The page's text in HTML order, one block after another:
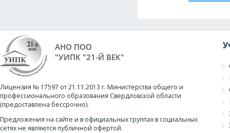
АНО ПОО
"УИПК "21-Й ВЕК"
Лицензия № 17597 от 21.11.2013 г. Министерства общего и
профессионального образования Свердловской области
(предоставлена бессрочно).
Предложения на сайте и в официальных группах в социальных
сетях не являются публичной офертой.